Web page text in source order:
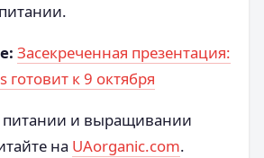
Засекреченная презентация:
готовит к 9 октября
и выращивании
на UAorganic.com.